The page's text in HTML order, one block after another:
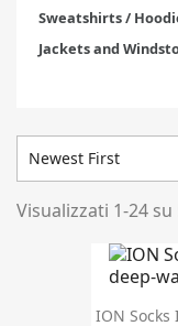
Sweatshirts /
Jackets and
Closeout
Migliori vendite
In magazzino
Newest First
Visualizzati 1-24
ION Socks